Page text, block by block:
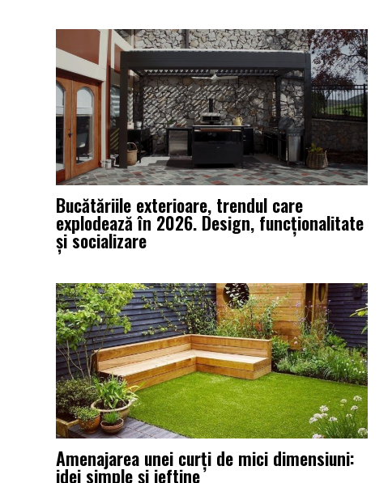
Bucătăriile exterioare, trendul care
explodează în 2026. Design, funcționalitate
și socializare
Amenajarea unei curți de mici dimensiuni:
idei simple și ieftine